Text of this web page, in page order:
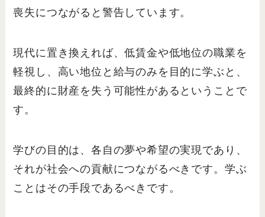
喪失につながると警告しています。
現代に置き換えれば、低賃金や低地位の職業を
軽視し、高い地位と給与のみを目的に学ぶと、
最終的に財産を失う可能性があるということで
す。
学びの目的は、各自の夢や希望の実現であり、
それが社会への貢献につながるべきです。学ぶ
ことはその手段であるべきです。